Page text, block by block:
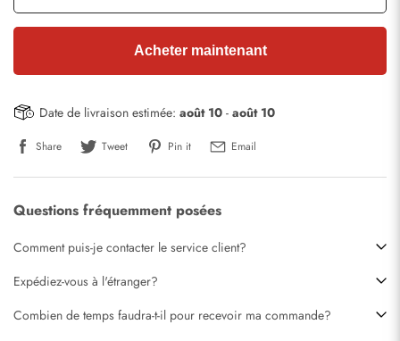
Acheter maintenant
Date de livraison estimée: août 10 - août 10
Share Tweet Pin it Email
Questions fréquemment posées
Comment puis-je contacter le service client?
Expédiez-vous à l'étranger?
Combien de temps faudra-t-il pour recevoir ma commande?